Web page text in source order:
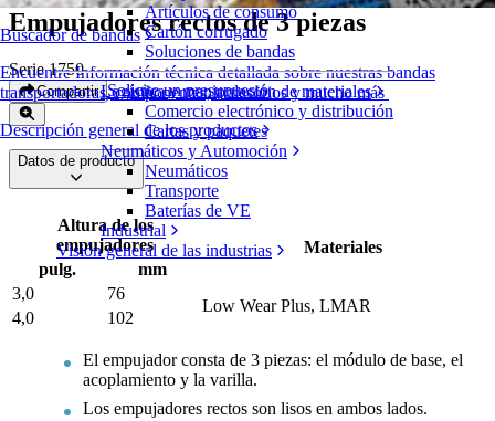
Buscador de bandas
Encuentre Información técnica detallada sobre nuestras bandas
transportadoras, componentes, accesorios y mucho más
Descripción general de los productos
Artículos de consumo
Cartón corrugado
Soluciones de bandas
Logística y manipulación de materiales
Comercio electrónico y distribución
Cartas y paquetes
Neumáticos y Automoción
Neumáticos
Transporte
Baterías de VE
Industrial
Visión general de las industrias
Empujadores rectos de 3 piezas
Serie 1750
Compartir Solicite un presupuesto
Datos de producto
Altura de los
empujadores
Materiales
pulg.
mm
3,0
76
Low Wear Plus, LMAR
4,0 102
El empujador consta de 3 piezas: el módulo de base, el
acoplamiento y la varilla.
Los empujadores rectos son lisos en ambos lados.